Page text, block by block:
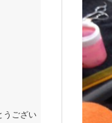
うござい